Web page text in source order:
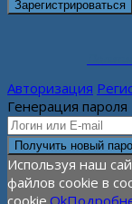
Авторизация
Генерация пароля
Используя наш
файлов cookie в
cookie. Ok